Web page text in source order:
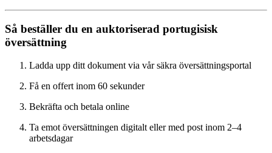
Så beställer du en auktoriserad portugisisk
översättning
Ladda upp ditt dokument via vår säkra översättningsportal
Få en offert inom 60 sekunder
Bekräfta och betala online
Ta emot översättningen digitalt eller med post inom 2–4
arbetsdagar